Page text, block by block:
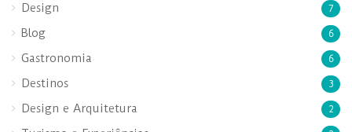
Design 7
Blog 6
Gastronomia 6
Destinos 3
Design e Arquitetura 2